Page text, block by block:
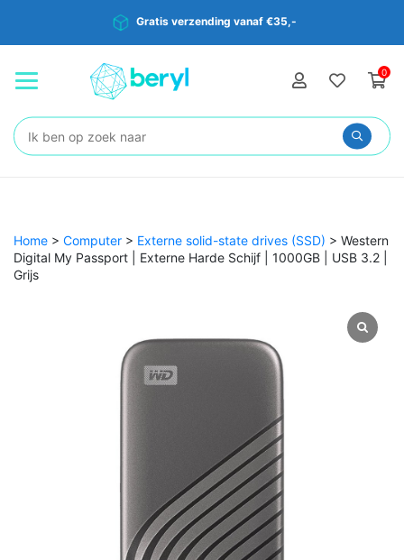
Gratis verzending vanaf €35,-
0
Zoeken:
Home > Computer > Externe solid-state drives (SSD) > Western
Digital My Passport | Externe Harde Schijf | 1000GB | USB 3.2 |
Grijs